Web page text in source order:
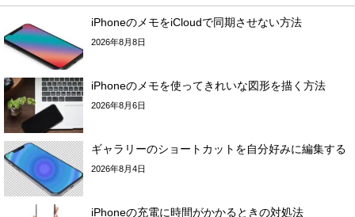
iPhoneのメモをiCloudで同期させない方法
2026年8月8日
iPhoneのメモを使ってきれいな図形を描く方法
2026年8月6日
ギャラリーのショートカットを自分好みに編集する
2026年8月4日
iPhoneの充電に時間がかかるときの対処法